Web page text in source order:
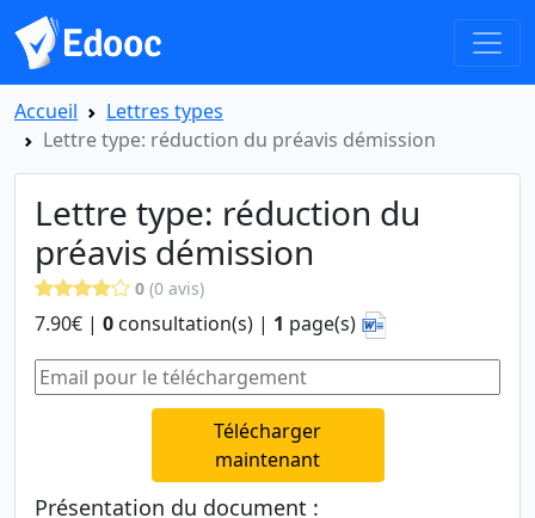
Accueil
Lettres types
Lettre type: réduction du préavis démission
Lettre type: réduction du
préavis démission
0 (0 avis)
7.90€ | 0 consultation(s) | 1 page(s)
Télécharger
maintenant
Présentation du document :